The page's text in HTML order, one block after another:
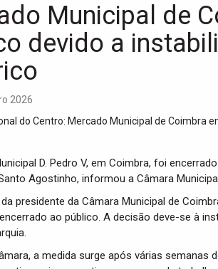
Municipal de
devido a
2026
D. Pedro V, em Coimbra, foi
Agostinho, informou a Câmara
presidente da Câmara Municipal de
ao público. A decisão deve-se à
a medida surge após várias semanas